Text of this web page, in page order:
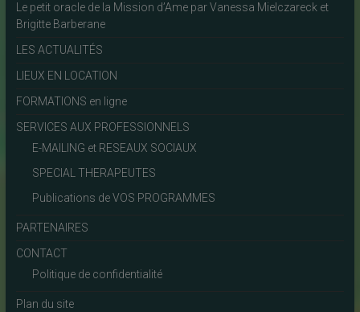
Le petit oracle de la Mission d’Ame par Vanessa Mielczareck et
Brigitte Barberane
LES ACTUALITÉS
LIEUX EN LOCATION
FORMATIONS en ligne
SERVICES AUX PROFESSIONNELS
E-MAILING et RESEAUX SOCIAUX
SPECIAL THERAPEUTES
Publications de VOS PROGRAMMES
PARTENAIRES
CONTACT
Politique de confidentialité
Plan du site